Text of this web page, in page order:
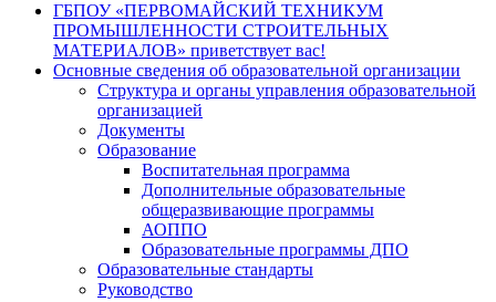
ГБПОУ «ПЕРВОМАЙСКИЙ ТЕХНИКУМ
ПРОМЫШЛЕННОСТИ СТРОИТЕЛЬНЫХ
МАТЕРИАЛОВ» приветствует вас!
Основные сведения об образовательной организации
Структура и органы управления образовательной
организацией
Документы
Образование
Воспитательная программа
Дополнительные образовательные
общеразвивающие программы
АОППО
Образовательные программы ДПО
Образовательные стандарты
Руководство